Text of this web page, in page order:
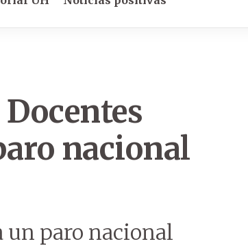
nacional
un paro nacional